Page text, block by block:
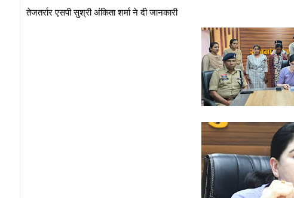
तेजतर्रार एसपी सुश्री अंकिता शर्मा ने दी जानकारी